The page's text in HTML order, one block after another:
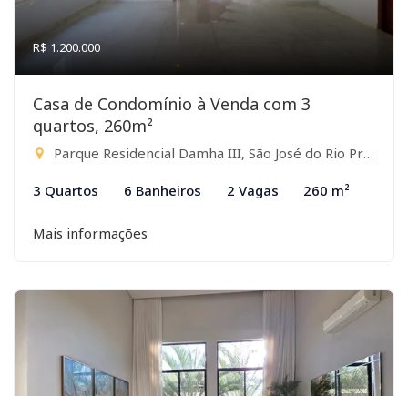
R$ 1.200.000
Casa de Condomínio à Venda com 3
quartos, 260m²
Parque Residencial Damha III, São José do Rio Preto-SP
3 Quartos 6 Banheiros 2 Vagas 260 m²
Mais informações